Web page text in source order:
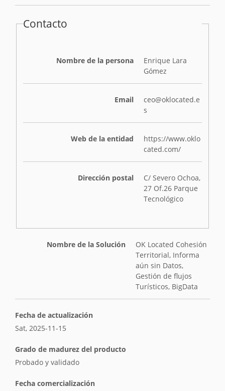
Contacto
Nombre de la persona
Enrique Lara
Gómez
Email
ceo@oklocated.e
s
Web de la entidad
https://www.oklo
cated.com/
Dirección postal
C/ Severo Ochoa,
27 Of.26 Parque
Tecnológico
Nombre de la Solución
OK Located Cohesión
Territorial, Informa
aún sin Datos,
Gestión de flujos
Turísticos, BigData
Fecha de actualización
Sat, 2025-11-15
Grado de madurez del producto
Probado y validado
Fecha comercialización